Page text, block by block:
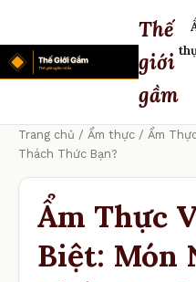
Thế
giới
gầm
Trang chủ / Ẩm thực / Ẩm
Thách Thức Bạn?
Ẩm Thực
Biệt: Món